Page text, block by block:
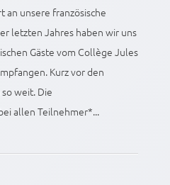
an unsere französische
letzten Jahres haben wir uns
Gäste vom Collège Jules
Kurz vor den
weit. Die
allen Teilnehmer*...